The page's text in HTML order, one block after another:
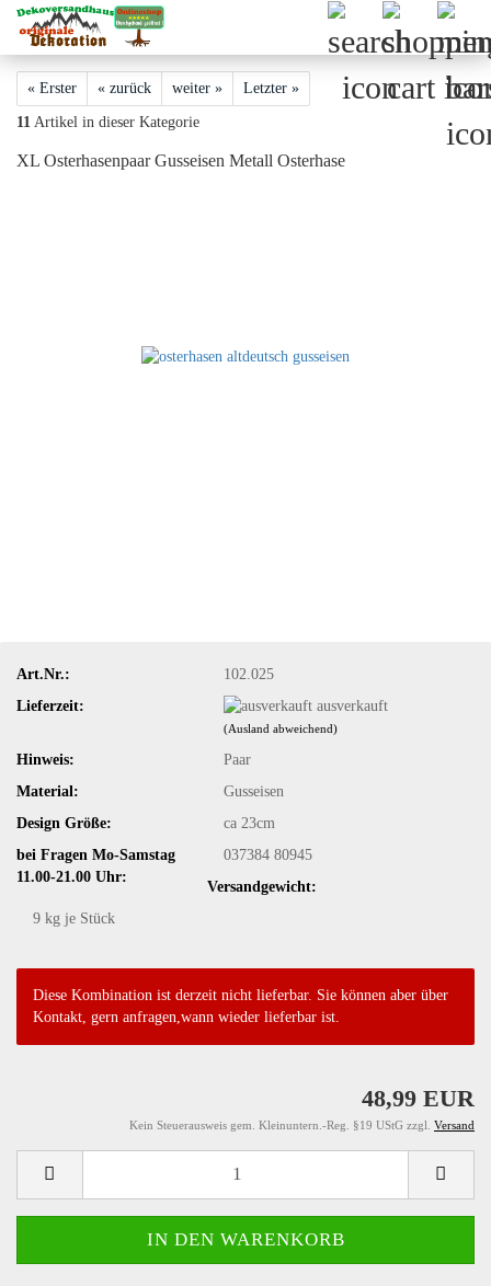
« Erster « zurück weiter » Letzter »
11 Artikel in dieser Kategorie
XL Osterhasenpaar Gusseisen Metall Osterhase
Art.Nr.:
102.025
Lieferzeit:
ausverkauft
(Ausland abweichend)
Hinweis:
Paar
Material:
Gusseisen
Design Größe:
ca 23cm
bei Fragen Mo-Samstag
11.00-21.00 Uhr:
037384 80945
Versandgewicht:
9 kg je Stück
Diese Kombination ist derzeit nicht lieferbar. Sie können aber über
Kontakt, gern anfragen,wann wieder lieferbar ist.
48,99 EUR
Kein Steuerausweis gem. Kleinuntern.-Reg. §19 UStG zzgl. Versand